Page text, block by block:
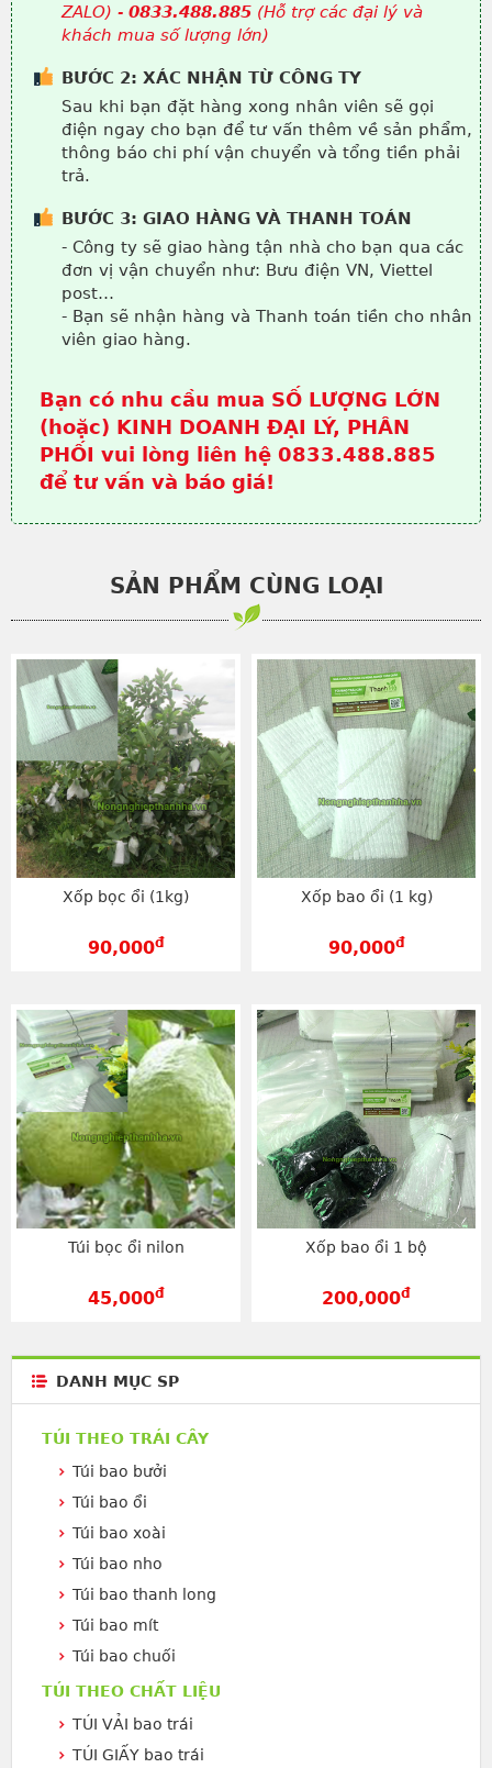
ZALO) - 0833.488.885 (Hỗ trợ các đại lý và
khách mua số lượng lớn)
BƯỚC 2: XÁC NHẬN TỪ CÔNG TY
Sau khi bạn đặt hàng xong nhân viên sẽ gọi
điện ngay cho bạn để tư vấn thêm về sản phẩm,
thông báo chi phí vận chuyển và tổng tiền phải
trả.
BƯỚC 3: GIAO HÀNG VÀ THANH TOÁN
- Công ty sẽ giao hàng tận nhà cho bạn qua các
đơn vị vận chuyển như: Bưu điện VN, Viettel
post…
- Bạn sẽ nhận hàng và Thanh toán tiền cho nhân
viên giao hàng.
Bạn có nhu cầu mua SỐ LƯỢNG LỚN
(hoặc) KINH DOANH ĐẠI LÝ, PHÂN
PHỐI vui lòng liên hệ 0833.488.885
để tư vấn và báo giá!
SẢN PHẨM CÙNG LOẠI
Xốp bọc ổi (1kg)
90,000đ
Xốp bao ổi (1 kg)
90,000đ
Túi bọc ổi nilon
45,000đ
Xốp bao ổi 1 bộ
200,000đ
DANH MỤC SP
TÚI THEO TRÁI CÂY
Túi bao bưởi
Túi bao ổi
Túi bao xoài
Túi bao nho
Túi bao thanh long
Túi bao mít
Túi bao chuối
TÚI THEO CHẤT LIỆU
TÚI VẢI bao trái
TÚI GIẤY bao trái